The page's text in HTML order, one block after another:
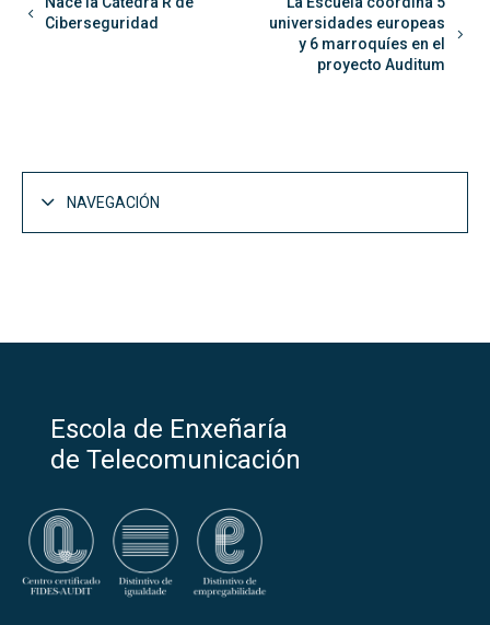
Ciberseguridad
universidades europeas
y 6 marroquíes en el
proyecto Auditum
NAVEGACIÓN
Escola de Enxeñaría
de Telecomunicación